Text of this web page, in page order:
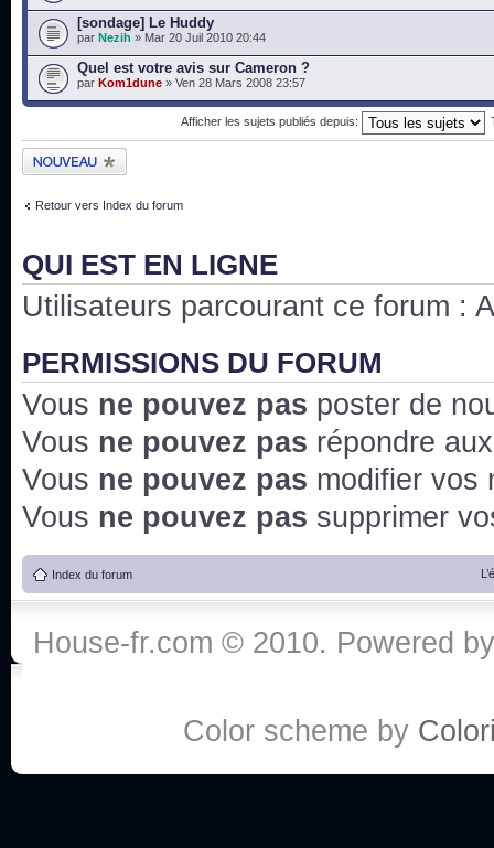
[sondage] Le Huddy
par Nezih » Mar 20 Juil 2010 20:44
Quel est votre avis sur Cameron ?
par Kom1dune » Ven 28 Mars 2008 23:57
Afficher les sujets publiés depuis:
Publier un nouveau
sujet
Retour vers Index du forum
QUI EST EN LIGNE
Utilisateurs parcourant ce forum :
PERMISSIONS DU FORUM
Vous ne pouvez pas poster de
Vous ne pouvez pas répondre
Vous ne pouvez pas modifier vos
Vous ne pouvez pas supprimer
Index du forum
House-fr.com © 2010. Powered
Color scheme by